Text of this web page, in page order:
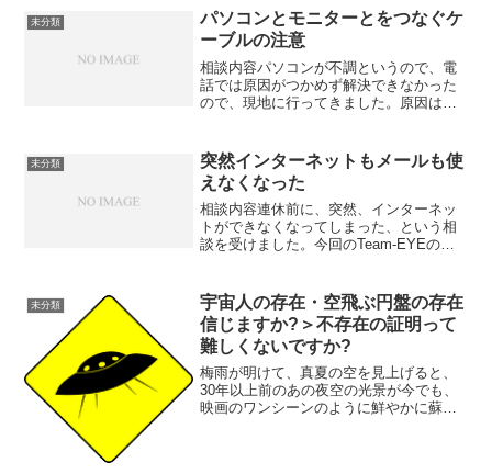
未分類
パソコンとモニターとをつなぐケ
ーブルの注意
相談内容パソコンが不調というので、電
話では原因がつかめず解決できなかった
ので、現地に行ってきました。原因は、
の原因今回のパソコンの背面には、アナ
ログ用の端子とデジタル用...
未分類
突然インターネットもメールも使
えなくなった
相談内容連休前に、突然、インターネッ
トができなくなってしまった、という相
談を受けました。今回のTeam-EYEのメ
す。アドバイスその１まず、設定を特に
変更しないのにイン...
未分類
宇宙人の存在・空飛ぶ円盤の存在
信じますか?＞不存在の証明って
難しくないですか?
梅雨が明けて、真夏の空を見上げると、
30年以上前のあの夜空の光景が今でも、
映画のワンシーンのように鮮やかに蘇っ